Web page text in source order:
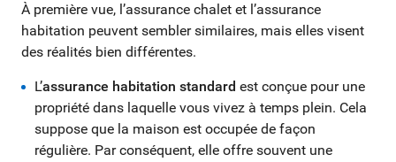
À première vue, l’assurance chalet et l’assurance
habitation peuvent sembler similaires, mais elles visent
des réalités bien différentes.
L’assurance habitation standard est conçue pour une
propriété dans laquelle vous vivez à temps plein. Cela
suppose que la maison est occupée de façon
régulière. Par conséquent, elle offre souvent une